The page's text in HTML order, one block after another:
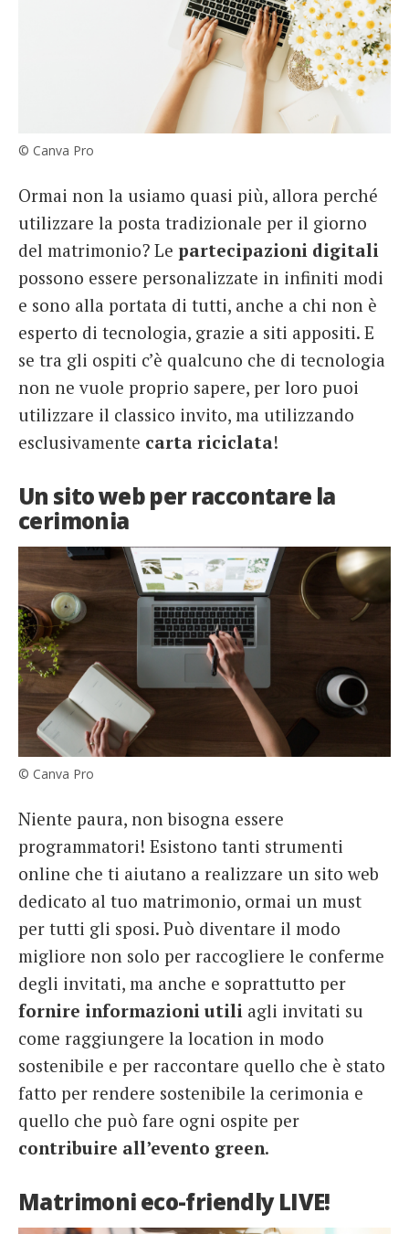
© Canva Pro
Ormai non la usiamo quasi più, allora perché
utilizzare la posta tradizionale per il giorno
del matrimonio? Le partecipazioni digitali
possono essere personalizzate in infiniti modi
e sono alla portata di tutti, anche a chi non è
esperto di tecnologia, grazie a siti appositi. E
se tra gli ospiti c’è qualcuno che di tecnologia
non ne vuole proprio sapere, per loro puoi
utilizzare il classico invito, ma utilizzando
esclusivamente carta riciclata!
Un sito web per raccontare la
cerimonia
© Canva Pro
Niente paura, non bisogna essere
programmatori! Esistono tanti strumenti
online che ti aiutano a realizzare un sito web
dedicato al tuo matrimonio, ormai un must
per tutti gli sposi. Può diventare il modo
migliore non solo per raccogliere le conferme
degli invitati, ma anche e soprattutto per
fornire informazioni utili agli invitati su
come raggiungere la location in modo
sostenibile e per raccontare quello che è stato
fatto per rendere sostenibile la cerimonia e
quello che può fare ogni ospite per
contribuire all’evento green.
Matrimoni eco-friendly LIVE!